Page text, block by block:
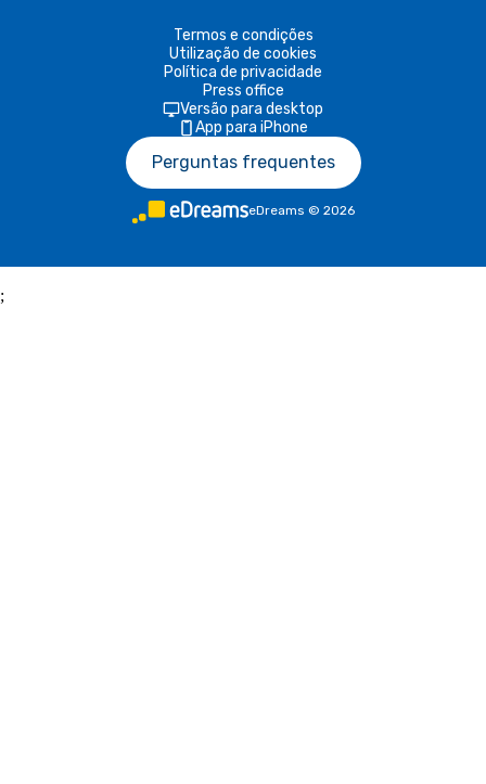
Termos e condições
Utilização de cookies
Política de privacidade
Press office
Versão para desktop
App para iPhone
Perguntas frequentes
eDreams © 2026
;